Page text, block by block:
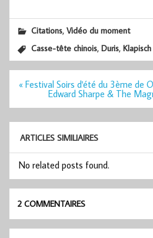
Citations,Vidéo du moment
Casse-tête chinois,Duris,Klapisch
Navigation
« Festival Soirs d'été du 3ème de
Edward Sharpe & The
ARTICLES SIMILIAIRES
No related posts found.
2 COMMENTAIRES